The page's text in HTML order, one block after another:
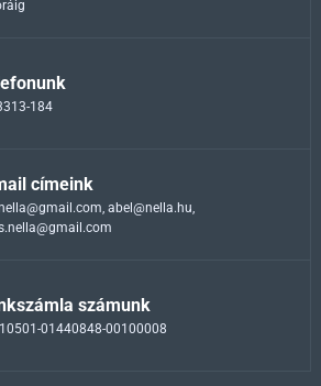
184
címeink
, abel@nella.hu,
számunk
01440848-00100008